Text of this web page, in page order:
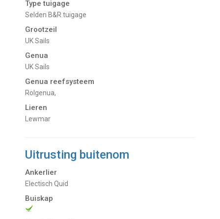
Type tuigage
Selden B&R tuigage
Grootzeil
UK Sails
Genua
UK Sails
Genua reefsysteem
Rolgenua,
Lieren
Lewmar
Uitrusting buitenom
Ankerlier
Electisch Quid
Buiskap